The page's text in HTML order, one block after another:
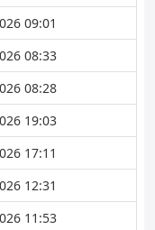
09:01
08:33
08:28
19:03
17:11
12:31
11:53